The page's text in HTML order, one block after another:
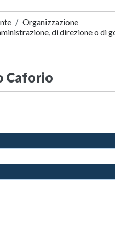
Organizzazione
di direzione o di
Caforio